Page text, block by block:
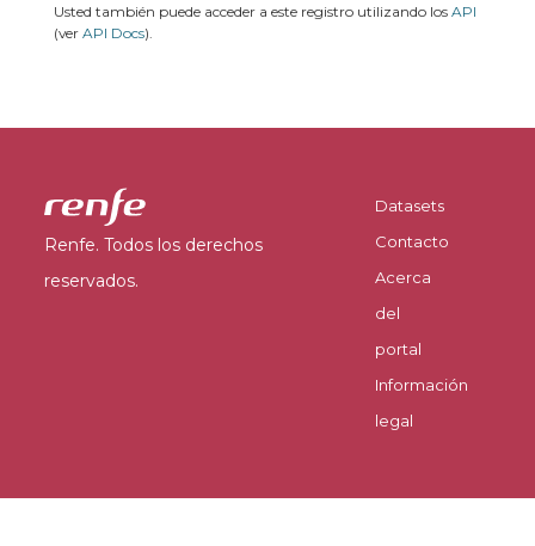
Usted también puede acceder a este registro utilizando los API
(ver API Docs).
Renfe. Todos los derechos
reservados.
Datasets
Contacto
Acerca
del
portal
Información
legal